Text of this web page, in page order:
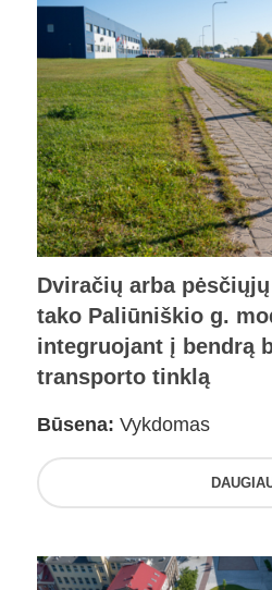
Dviračių arba
tako Paliūniškio g.
integruojant į bendrą
transporto tinklą
Būsena: Vykdomas